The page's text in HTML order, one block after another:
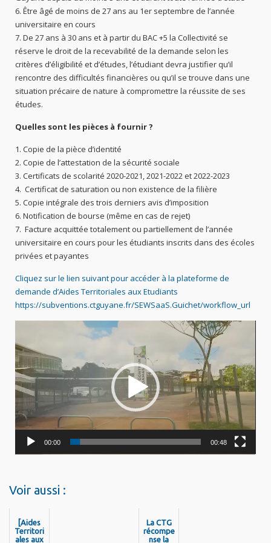
Être âgé de moins de 27 ans au 1er septembre de l’année
universitaire en cours
De 27 ans à 30 ans et à partir du BAC +5 la Collectivité se
réserve le droit de la recevabilité de la demande selon les
critères d’éligibilité et d’études, l’étudiant devra justifier qu’il
rencontre des difficultés financières ou qu’il se trouve dans une
situation précaire de nature à compromettre la réussite de ses
études.
Quelles sont les pièces à fournir ?
Copie de la pièce d’identité
Copie de l’attestation de la sécurité sociale
Certificats de scolarité 2020-2021, 2021-2022 et 2022-2023
Certificat de saturation ou non existence de la filière
Copie intégrale des trois derniers avis d’imposition
Notification de bourse (même en cas de rejet)
Facture acquittée totalement ou partiellement de l’année
universitaire en cours pour les étudiants inscrits dans des écoles
privées et payantes
Cliquez sur le lien suivant pour accéder à la plateforme de
demande d’Aides Territoriales aux Etudiants
https://subventions.ctguyane.fr/SEWSaaS.Guichet/workflow_url
vidéo
00:00 00:48
Voir aussi :
[Aides
Territori
ales aux
La CTG
récompe
nse la